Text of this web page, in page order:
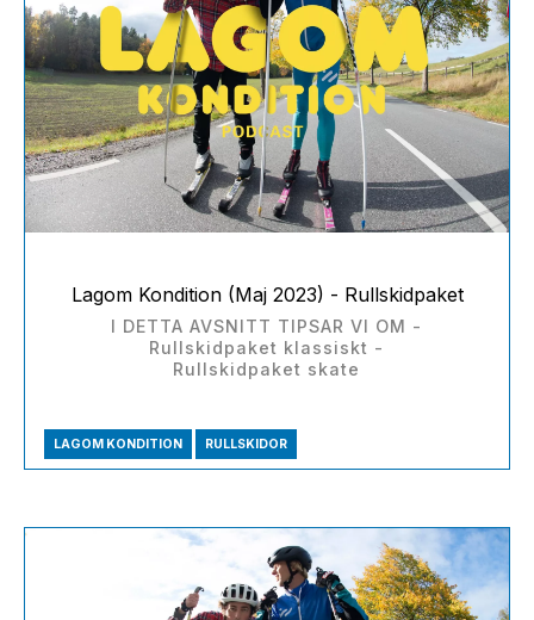
Lagom Kondition (Maj 2023) - Rullskidpaket
I DETTA AVSNITT TIPSAR VI OM -
Rullskidpaket klassiskt -
Rullskidpaket skate
LAGOM KONDITION RULLSKIDOR